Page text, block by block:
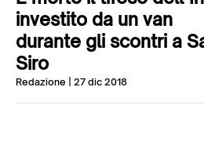
investito da un van
durante gli scontri a
Siro
Redazione | 27 dic 2018